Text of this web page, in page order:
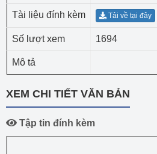
Tài liệu đính kèm Tải về tại đây
Số lượt xem 1694
Mô tả
XEM CHI TIẾT VĂN BẢN
Tập tin đính kèm